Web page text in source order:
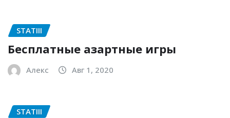
STATIII
Бесплатные азартные игры
Алекс Авг 1, 2020
STATIII